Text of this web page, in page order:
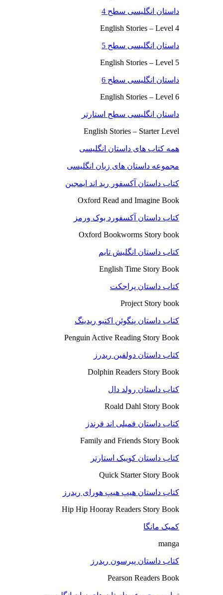
داستان انگلیسی سطح 4
English Stories – Level 4
داستان انگلیسی سطح 5
English Stories – Level 5
داستان انگلیسی سطح 6
English Stories – Level 6
داستان انگلیسی سطح استارتر
English Stories – Starter Level
همه کتاب های داستان انگلیسی
مجموعه داستان های زبان انگلیسی
کتاب داستان آکسفور رید اند ایمجین
Oxford Read and Imagine Book
کتاب داستان آکسفورد بوک ورمز
Oxford Bookworms Story book
کتاب داستان انگلیش تایم
English Time Story Book
کتاب داستان پراجکت
Project Story book
کتاب داستان پنگوئن اکتیو ریدینگ
Penguin Active Reading Story Book
کتاب داستان دولفین ریدرز
Dolphin Readers Story Book
کتاب داستان رولد دال
Roald Dahl Story Book
کتاب داستان فمیلی اند فرندز
Family and Friends Story Book
کتاب داستان کوییک استارتر
Quick Starter Story Book
کتاب داستان هیپ هیپ هورای ریدرز
Hip Hip Hooray Readers Story Book
کمیک مانگا
manga
کتاب داستان پیرسون ریدرز
Pearson Readers Book